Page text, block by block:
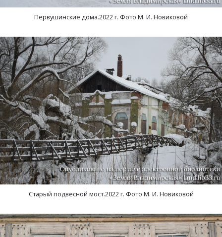
Первушинские дома.2022 г. Фото М. И. Новиковой
Старый подвесной мост.2022 г. Фото М. И. Новиковой